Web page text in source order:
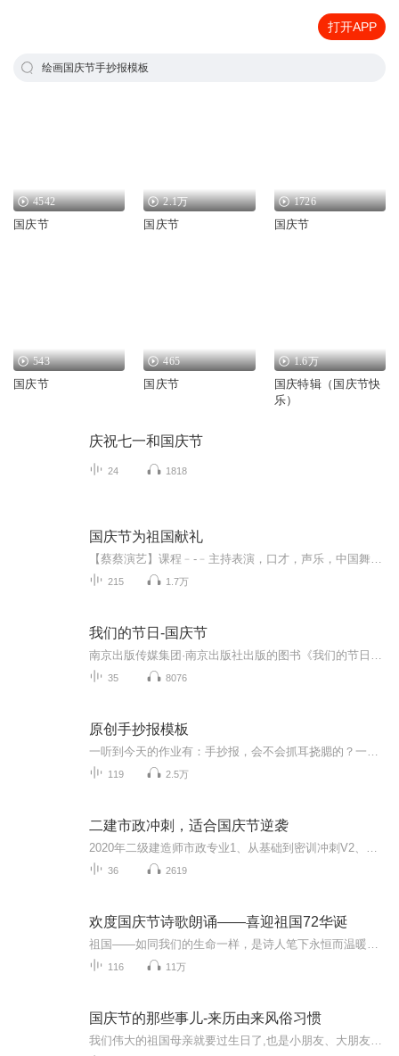
打开APP
绘画国庆节手抄报模板
4542
国庆节
2.1万
国庆节
1726
国庆节
543
国庆节
465
国庆节
1.6万
国庆特辑（国庆节快
乐）
庆祝七一和国庆节
24 1818
国庆节为祖国献礼
215 1.7万
我们的节日-国庆节
35 8076
原创手抄报模板
119 2.5万
二建市政冲刺，适合国庆节逆袭
36 2619
欢度国庆节诗歌朗诵——喜迎祖国72华诞
116 11万
国庆节的那些事儿-来历由来风俗习惯